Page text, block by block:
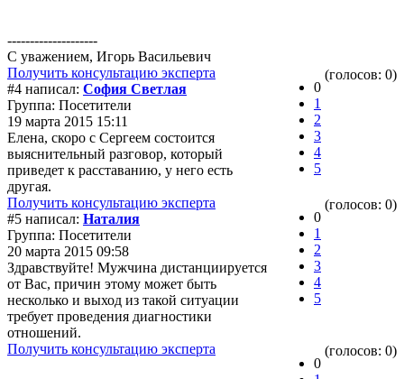
--------------------
С уважением, Игорь Васильевич
Получить консультацию эксперта
0
1
2
3
4
5
(голосов: 0)
#4 написал: София Светлая
Группа: Посетители
19 марта 2015 15:11
Елена, скоро с Сергеем состоится
выяснительный разговор, который
приведет к расставанию, у него есть
другая.
Получить консультацию эксперта
0
1
2
3
4
5
(голосов: 0)
#5 написал: Наталия
Группа: Посетители
20 марта 2015 09:58
Здравствуйте! Мужчина дистанциируется
от Вас, причин этому может быть
несколько и выход из такой ситуации
требует проведения диагностики
отношений.
Получить консультацию эксперта
0
(голосов: 0)